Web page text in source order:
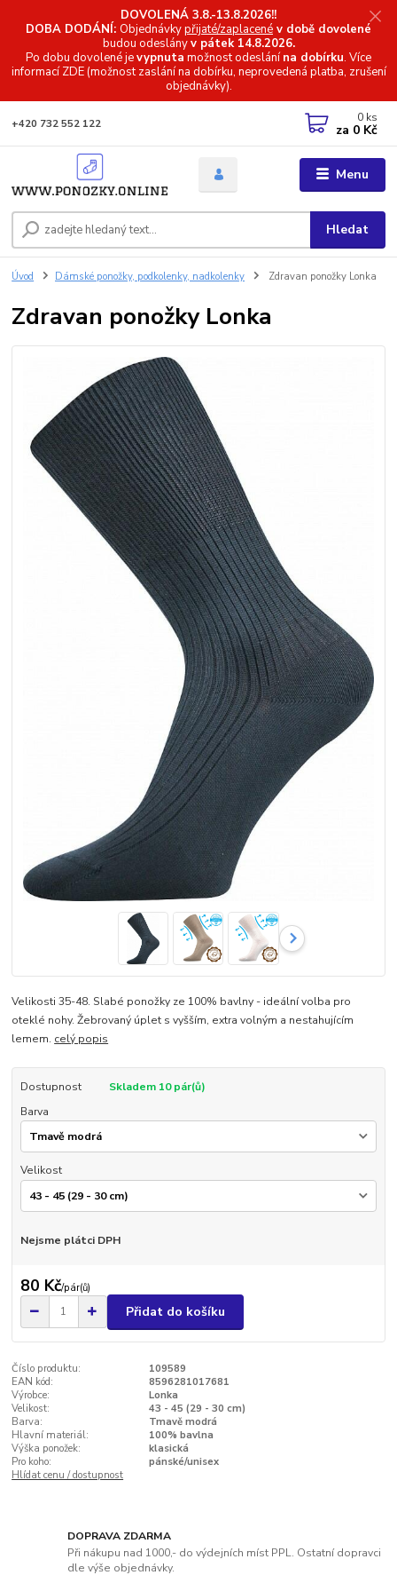
DOVOLENÁ 3.8.-13.8.2026!!
DOBA DODÁNÍ: Objednávkypřijaté/zaplacené v době dovolené
budou odeslányv pátek 14.8.2026.
Po dobu dovolené jevypnuta možnost odeslánína dobírku. Více
informacíZDE (možnost zaslání na dobírku, neprovedená platba, zrušení
objednávky).
Menu
Hledat
+420 732 552 122 0 ks
za 0 Kč
Úvod Dámské ponožky, podkolenky, nadkolenky Zdravan ponožky Lonka
Zdravan ponožky Lonka
Velikosti 35-48. Slabé ponožky ze 100% bavlny - ideální volba pro
oteklé nohy. Žebrovaný úplet s vyšším, extra volným a nestahujícím
lemem. celý popis
Dostupnost
Skladem 10 pár(ů)
Barva
Velikost
Nejsme plátci DPH
80 Kč/pár(ů)
Přidat do košíku
Číslo produktu:
109589
EAN kód:
8596281017681
Výrobce:
Lonka
Velikost:
43 - 45 (29 - 30 cm)
Barva:
Tmavě modrá
Hlavní materiál:
100% bavlna
Výška ponožek:
klasická
Pro koho:
pánské/unisex
Hlídat cenu / dostupnost
DOPRAVA ZDARMA
Při nákupu nad 1000,- do výdejních míst PPL. Ostatní dopravci
dle výše objednávky.